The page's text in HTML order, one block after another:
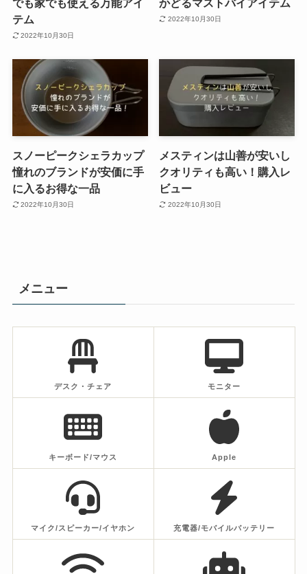
でも家でも使える万能アイ
テム
2022年10月30日
かどるマストバイアイテム
2022年10月30日
スノーピークシェラカップ
憧れのブランドが安価に手
に入るお得な一品
2022年10月30日
メスティンは山善が安いし
クオリティも高い！購入レ
ビュー
2022年10月30日
メニュー
デスク・チェア モニター
キーボード/マウス Apple
マイク/スピーカー/イヤホン 充電器/モバイルバッテリー